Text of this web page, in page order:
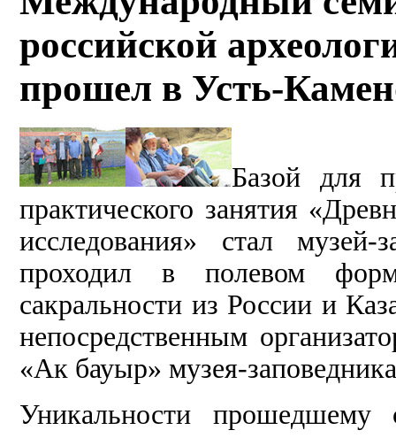
российской
прошел в Усть-
Базой для
практического занятия
исследования» стал
проходил в полевом
сакральности из России и
непосредственным
«Ак бауыр» музея-
Уникальности прошедшему